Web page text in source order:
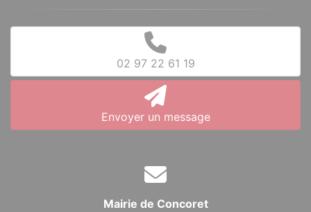
02 97 22 61 19
Envoyer un message
Mairie de Concoret